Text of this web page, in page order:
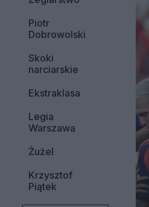
Piotr
Dobrowolski
Skoki
narciarskie
Ekstraklasa
Legia
Warszawa
Żużel
Krzysztof
Piątek